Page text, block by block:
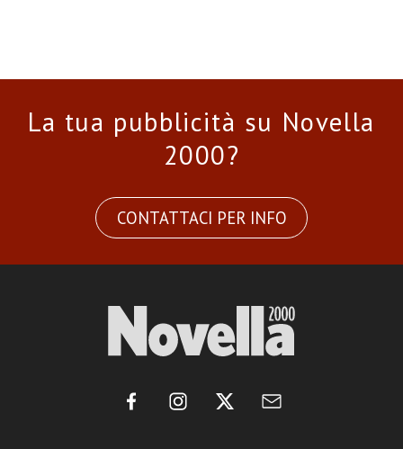
La tua pubblicità su Novella
2000?
CONTATTACI PER INFO